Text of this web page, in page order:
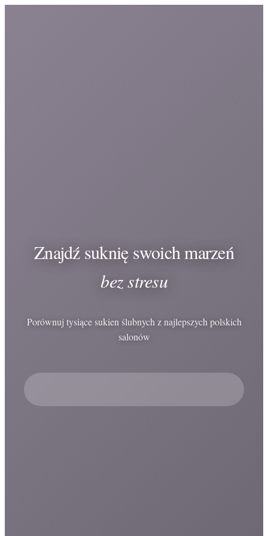
Znajdź suknię swoich marzeń
bez stresu
Porównuj tysiące sukien ślubnych z najlepszych polskich
salonów